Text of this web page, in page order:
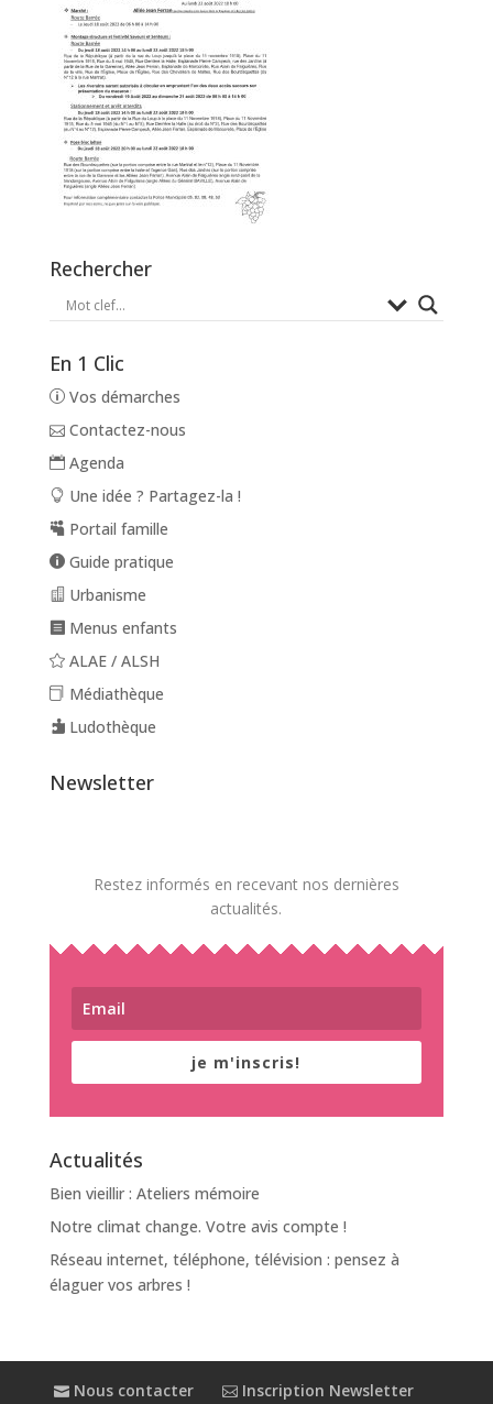
Rechercher
En 1 Clic
Vos démarches
Contactez-nous
Agenda
Une idée ? Partagez-la !
Portail famille
Guide pratique
Urbanisme
Menus enfants
ALAE / ALSH
Médiathèque
Ludothèque
Newsletter
Restez informés en recevant nos dernières
actualités.
je m'inscris!
Actualités
Bien vieillir : Ateliers mémoire
Notre climat change. Votre avis compte !
Réseau internet, téléphone, télévision : pensez à
élaguer vos arbres !
Nous contacter Inscription Newsletter